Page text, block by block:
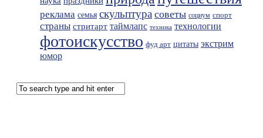
реклама семья скульптура советы социум спорт
страны стритарт таймлапс техника технологии
фотоискусство фуд арт цитаты экстрим
юмор